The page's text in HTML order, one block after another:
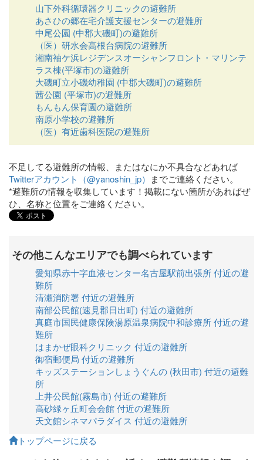
山下外科循環器クリニックの避難所
あさひの郷在宅介護支援センターの避難所
中尾公園 (中郡大磯町)の避難所
（医）研水会高根台病院の避難所
湘南袖ケ浜レジデンスオーシャンフロント・マリンテ
ラス棟(平塚市)の避難所
大磯町立小磯幼稚園 (中郡大磯町)の避難所
茜公園 (平塚市)の避難所
もんもん保育園の避難所
南原小学校の避難所
（医）有近歯科医院の避難所
不足してる避難所の情報、またはなにか不具合などあれば
Twitterアカウント（@yanoshin_jp） までご連絡ください。
*避難所の情報を収集しています！掲載にない箇所があればぜ
ひ、名称と位置をご連絡ください。
その他こんなエリアでも調べられています
愛知県赤十字血液センター名古屋駅前出張所 付近の避
難所
清瀬消防署 付近の避難所
南部公民館(速見郡日出町) 付近の避難所
真庭市国民健康保険湯原温泉病院中和診療所 付近の避
難所
はまかぜ眼科クリニック 付近の避難所
御宿郵便局 付近の避難所
キッズステーションしょうぐんの (秋田市) 付近の避難
所
上井公民館(霧島市) 付近の避難所
高砂緑ヶ丘町会会館 付近の避難所
天文館シネマパラダイス 付近の避難所
トップページに戻る